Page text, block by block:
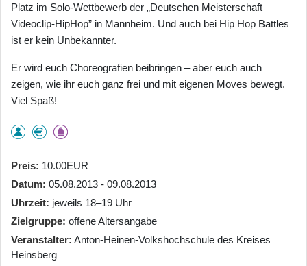
Platz im Solo-Wettbewerb der „Deutschen Meisterschaft
Videoclip-HipHop” in Mannheim. Und auch bei Hip Hop Battles
ist er kein Unbekannter.
Er wird euch Choreografien beibringen – aber euch auch
zeigen, wie ihr euch ganz frei und mit eigenen Moves bewegt.
Viel Spaß!
Preis 10.00EUR
Datum 05.08.2013 - 09.08.2013
Uhrzeit jeweils 18–19 Uhr
Zielgruppe offene Altersangabe
Veranstalter Anton-Heinen-Volkshochschule des Kreises
Heinsberg